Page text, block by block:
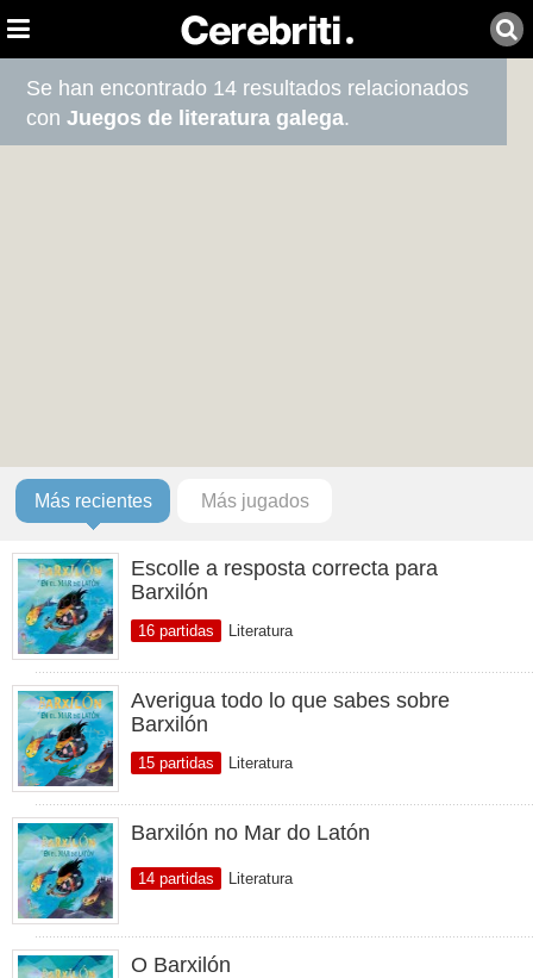
Se han encontrado 14 resultados relacionados
conJuegos de literatura galega.
Más recientes Más jugados
Escolle a resposta correcta para
Barxilón
16 partidas Literatura
Averigua todo lo que sabes sobre
Barxilón
15 partidas Literatura
Barxilón no Mar do Latón
14 partidas Literatura
O Barxilón